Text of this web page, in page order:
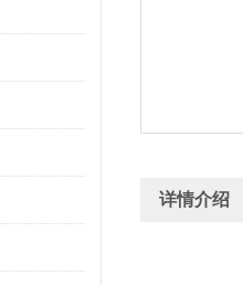
详情介绍